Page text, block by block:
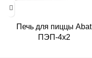
Печь для пиццы Abat
ПЭП-4х2